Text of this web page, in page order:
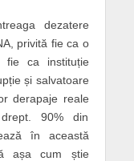
dezatere
privită fie ca o
fie ca instituție
și salvatoare
derapaje reale
90% din
în această
așa cum știe